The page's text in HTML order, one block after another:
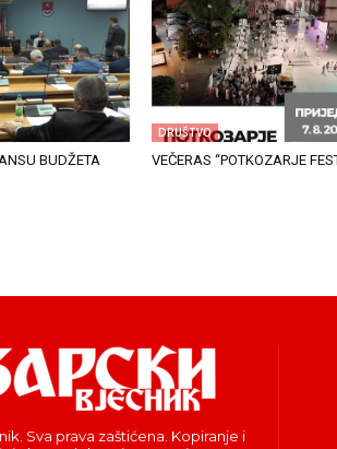
BUDŽETA
DRUŠTVO
VEČERAS “POTKOZARJE
Sva prava zaštićena. Kopiranje i